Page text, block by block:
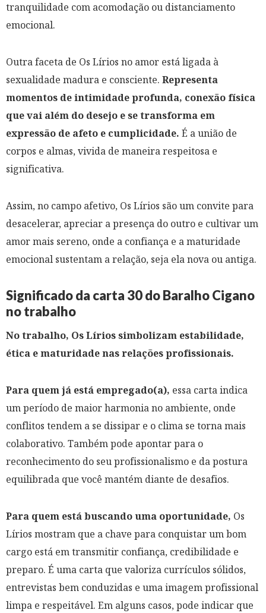
tranquilidade com acomodação ou distanciamento
emocional.
Outra faceta de Os Lírios no amor está ligada à
sexualidade madura e consciente. Representa
momentos de intimidade profunda, conexão física
que vai além do desejo e se transforma em
expressão de afeto e cumplicidade. É a união de
corpos e almas, vivida de maneira respeitosa e
significativa.
Assim, no campo afetivo, Os Lírios são um convite para
desacelerar, apreciar a presença do outro e cultivar um
amor mais sereno, onde a confiança e a maturidade
emocional sustentam a relação, seja ela nova ou antiga.
Significado da carta 30 do Baralho Cigano
no trabalho
No trabalho, Os Lírios simbolizam estabilidade,
ética e maturidade nas relações profissionais.
Para quem já está empregado(a), essa carta indica
um período de maior harmonia no ambiente, onde
conflitos tendem a se dissipar e o clima se torna mais
colaborativo. Também pode apontar para o
reconhecimento do seu profissionalismo e da postura
equilibrada que você mantém diante de desafios.
Para quem está buscando uma oportunidade, Os
Lírios mostram que a chave para conquistar um bom
cargo está em transmitir confiança, credibilidade e
preparo. É uma carta que valoriza currículos sólidos,
entrevistas bem conduzidas e uma imagem profissional
limpa e respeitável. Em alguns casos, pode indicar que